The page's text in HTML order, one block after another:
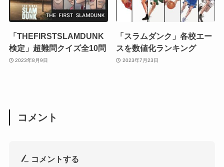
「THEFIRSTSLAMDUNK
検定」超難問クイズ全10問
2023年8月9日
「スラムダンク」各校エー
スを数値化ランキング
2023年7月23日
コメント
コメントする